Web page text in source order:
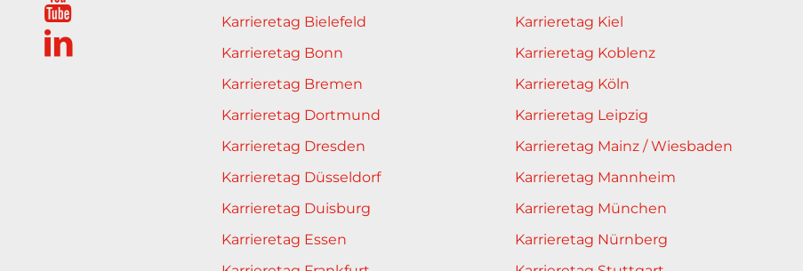
Karrieretag Bielefeld
Karrieretag Bonn
Karrieretag Bremen
Karrieretag Dortmund
Karrieretag Dresden
Karrieretag Düsseldorf
Karrieretag Duisburg
Karrieretag Essen
Karrieretag Kiel
Karrieretag Koblenz
Karrieretag Köln
Karrieretag Leipzig
Karrieretag Mainz / Wiesbaden
Karrieretag Mannheim
Karrieretag München
Karrieretag Nürnberg